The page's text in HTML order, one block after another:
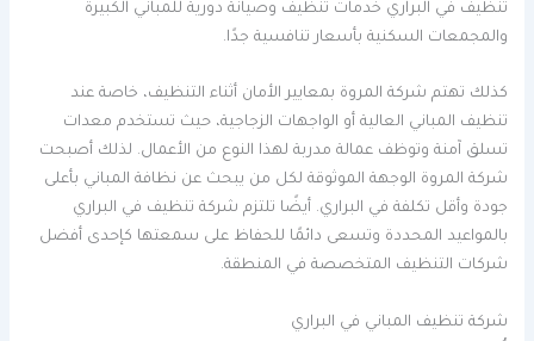
تنظيف في البراري خدمات تنظيف وصيانة دورية للمباني الكبيرة
والمجمعات السكنية بأسعار تنافسية جدًا.
كذلك تهتم شركة المروة بمعايير الأمان أثناء التنظيف، خاصة عند
تنظيف المباني العالية أو الواجهات الزجاجية، حيث تستخدم معدات
تسلق آمنة وتوظف عمالة مدربة لهذا النوع من الأعمال. لذلك أصبحت
شركة المروة الوجهة الموثوقة لكل من يبحث عن نظافة المباني بأعلى
جودة وأقل تكلفة في البراري. أيضًا تلتزم شركة تنظيف في البراري
بالمواعيد المحددة وتسعى دائمًا للحفاظ على سمعتها كإحدى أفضل
شركات التنظيف المتخصصة في المنطقة.
شركة تنظيف المباني في البراري